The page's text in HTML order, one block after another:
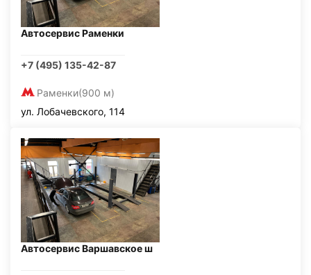
Автосервис Раменки
+7 (495) 135-42-87
Раменки(900 м)
ул. Лобачевского, 114
Автосервис Варшавское ш